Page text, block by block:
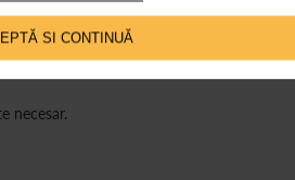
SI CONTINUĂ
necesar.